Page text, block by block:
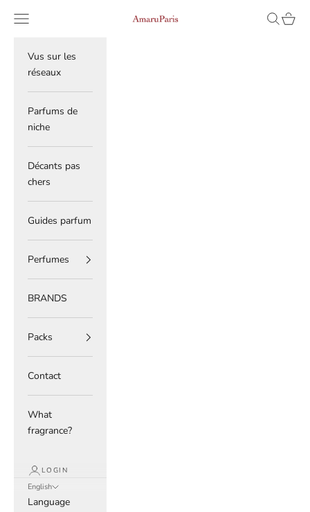
AmaruParis
Navigation menu Search
Cart
Vus sur les
réseaux
Parfums de
niche
Décants pas
chers
Guides parfum
Perfumes
BRANDS
Packs
Contact
What
fragrance?
LOGIN
English
Language